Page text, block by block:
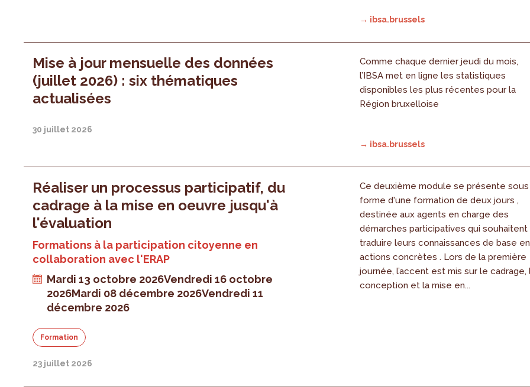
→ ibsa.brussels
Mise à jour mensuelle des données
(juillet 2026) : six thématiques
actualisées
30 juillet 2026
Comme chaque dernier jeudi du mois,
l’IBSA met en ligne les statistiques
disponibles les plus récentes pour la
Région bruxelloise
→ ibsa.brussels
Réaliser un processus participatif, du
cadrage à la mise en oeuvre jusqu'à
l'évaluation
Formations à la participation citoyenne en
collaboration avec l'ERAP
Mardi 13 octobre 2026Vendredi 16 octobre
2026Mardi 08 décembre 2026Vendredi 11
décembre 2026
Formation
23 juillet 2026
Ce deuxième module se présente sous
forme d'une formation de deux jours ,
destinée aux agents en charge des
démarches participatives qui souhaitent
traduire leurs connaissances de base en
actions concrètes . Lors de la première
journée, l’accent est mis sur le cadrage,
conception et la mise en...